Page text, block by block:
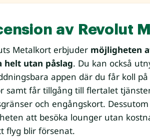
av Revolut
Metalkort erbjuder möjligheten
helt utan påslag. Du kan också
appen där du får koll
samt får tillgång till flertalet
och engångskort.
att besöka lounger utan
flyg blir försenat.